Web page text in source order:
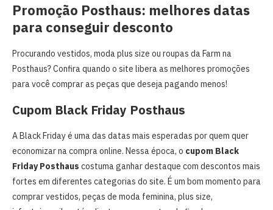
Promoção Posthaus: melhores datas
para conseguir desconto
Procurando vestidos, moda plus size ou roupas da Farm na
Posthaus? Confira quando o site libera as melhores promoções
para você comprar as peças que deseja pagando menos!
Cupom Black Friday Posthaus
A Black Friday é uma das datas mais esperadas por quem quer
economizar na compra online. Nessa época, o cupom Black
Friday Posthaus costuma ganhar destaque com descontos mais
fortes em diferentes categorias do site. É um bom momento para
comprar vestidos, peças de moda feminina, plus size,